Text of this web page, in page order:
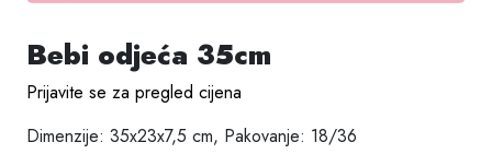
Bebi odjeća 35cm
Prijavite se za pregled cijena
Dimenzije: 35x23x7,5 cm, Pakovanje: 18/36